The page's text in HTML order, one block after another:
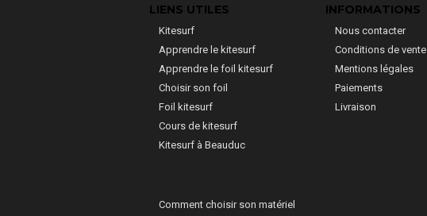
LIENS UTILES
Kitesurf
Apprendre le kitesurf
Apprendre le foil kitesurf
Choisir son foil
Foil kitesurf
Cours de kitesurf
Kitesurf à Beauduc
Comment choisir son matériel
INFORMATIONS
Nous contacter
Conditions de vente
Mentions légales
Paiements
Livraison